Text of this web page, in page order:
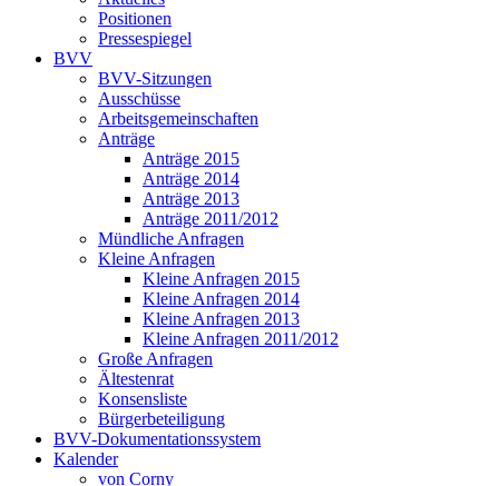
Positionen
Pressespiegel
BVV
BVV-Sitzungen
Ausschüsse
Arbeitsgemeinschaften
Anträge
Anträge 2015
Anträge 2014
Anträge 2013
Anträge 2011/2012
Mündliche Anfragen
Kleine Anfragen
Kleine Anfragen 2015
Kleine Anfragen 2014
Kleine Anfragen 2013
Kleine Anfragen 2011/2012
Große Anfragen
Ältestenrat
Konsensliste
Bürgerbeteiligung
BVV-Dokumentationssystem
Kalender
von Corny